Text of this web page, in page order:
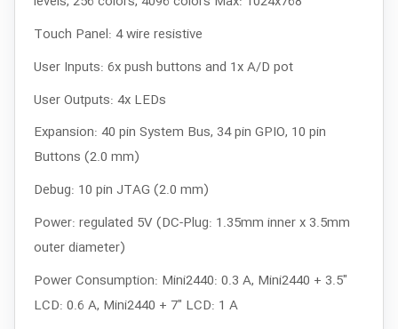
Touch Panel: 4 wire resistive
User Inputs: 6x push buttons and 1x A/D pot
User Outputs: 4x LEDs
Expansion: 40 pin System Bus, 34 pin GPIO, 10 pin
Buttons (2.0 mm)
Debug: 10 pin JTAG (2.0 mm)
Power: regulated 5V (DC-Plug: 1.35mm inner x 3.5mm
outer diameter)
Power Consumption: Mini2440: 0.3 A, Mini2440 + 3.5"
LCD: 0.6 A, Mini2440 + 7" LCD: 1 A